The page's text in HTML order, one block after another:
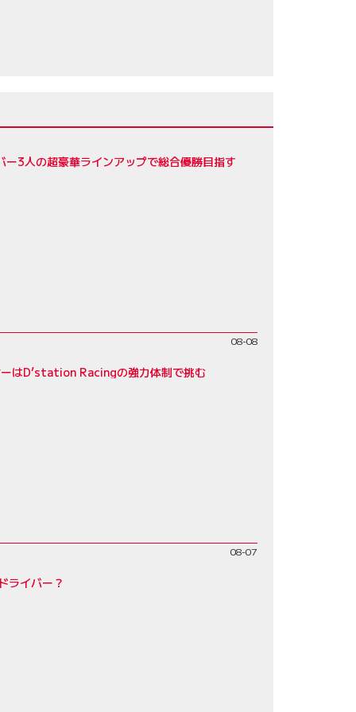
3人の超豪華ラインアップで総合優勝目指す
08-08
はD’station Racingの強力体制で挑む
08-07
ライバー？